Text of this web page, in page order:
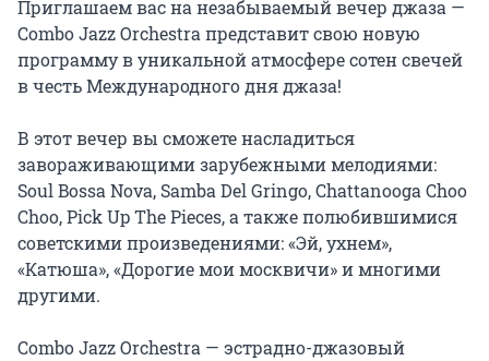
Приглашаем вас на незабываемый вечер джаза —
Combo Jazz Orchestra представит свою новую
программу в уникальной атмосфере сотен свечей
в честь Международного дня джаза!
В этот вечер вы сможете насладиться
завораживающими зарубежными мелодиями:
Soul Bossa Nova, Samba Del Gringo, Chattanooga Choo
Choo, Pick Up The Pieces, а также полюбившимися
советскими произведениями: «Эй, ухнем»,
«Катюша», «Дорогие мои москвичи» и многими
другими.
Combo Jazz Orchestra — эстрадно-джазовый